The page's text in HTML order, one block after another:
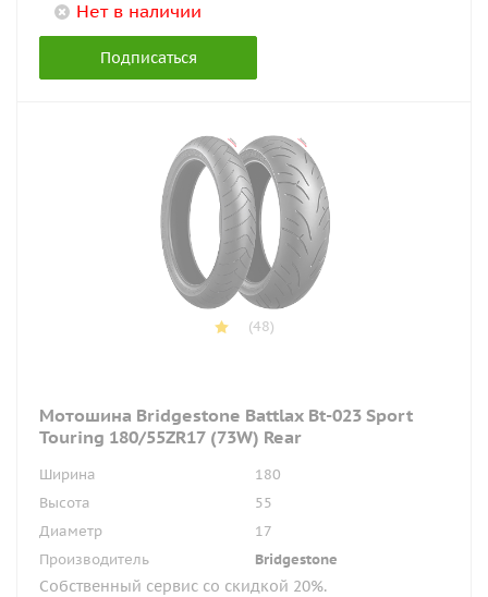
Нет в наличии
Подписаться
(48)
Мотошина Bridgestone Battlax Bt-023 Sport
Touring 180/55ZR17 (73W) Rear
Ширина
180
Высота
55
Диаметр
17
Производитель
Bridgestone
Собственный сервис со скидкой 20%.